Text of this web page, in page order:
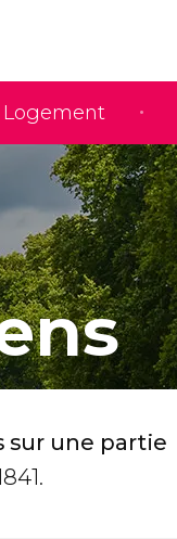
Logement
sur une partie